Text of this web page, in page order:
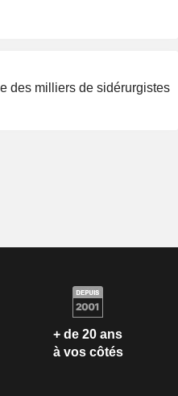
des milliers de sidérurgistes
+ de 20 ans
à vos côtés